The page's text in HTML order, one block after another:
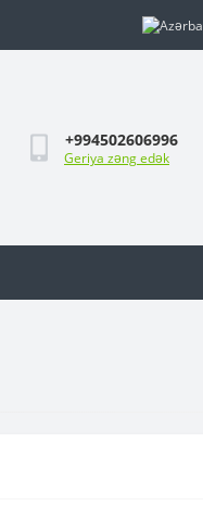
+994502606996
Geriya zəng edək